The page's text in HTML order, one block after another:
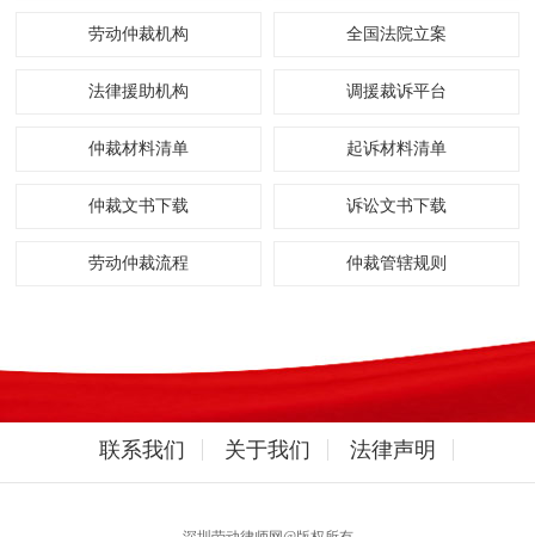
劳动仲裁机构 全国法院立案
法律援助机构 调援裁诉平台
仲裁材料清单 起诉材料清单
仲裁文书下载 诉讼文书下载
劳动仲裁流程 仲裁管辖规则
联系我们 关于我们 法律声明